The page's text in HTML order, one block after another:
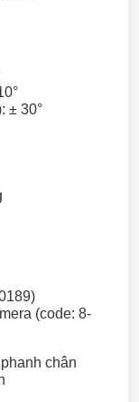
± 30°
(code: 8-
chân